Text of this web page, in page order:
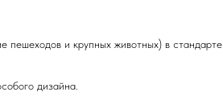
пешеходов и крупных животных) в стандарте.
дизайна.